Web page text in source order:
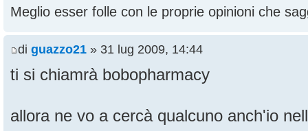
Meglio esser folle con le proprie opinioni che
di guazzo21 » 31 lug 2009, 14:44
ti si chiamrà bobopharmacy
allora ne vo a cercà qualcuno anch'io